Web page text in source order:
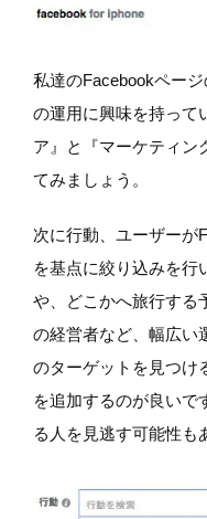
私達のFacebookペー
の運用に興味を持って
ア』と『マーケティン
てみましょう。
次に行動、ユーザーが
を基点に絞り込みを行
や、どこかへ旅行する
の経営者など、幅広い
のターゲットを見つけ
を追加するのが良いで
る人を見逃す可能性も